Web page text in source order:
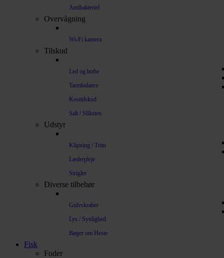
Antibakteriel
Overvågning
Wi-Fi kamera
Tilskud
Led og hofte
Tarmbalance
Kosttilskud
Salt / Sliksten
Udstyr
Klipning / Trim
Læderpleje
Strigler
Diverse tilbehør
Gulvskraber
Lys / Synlighed
Bøger om Heste
Fisk
Foder